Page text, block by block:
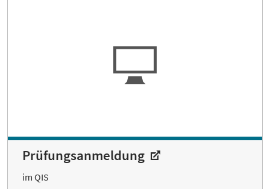
Prüfungsanmeldung
im QIS